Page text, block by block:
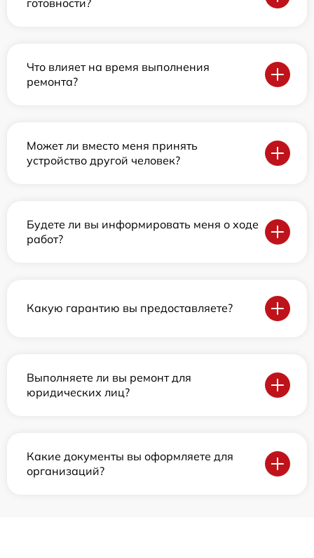
Что влияет на время выполнения
ремонта?
Может ли вместо меня принять
устройство другой человек?
Будете ли вы информировать меня о ходе
работ?
Какую гарантию вы предоставляете?
Выполняете ли вы ремонт для
юридических лиц?
Какие документы вы оформляете для
организаций?